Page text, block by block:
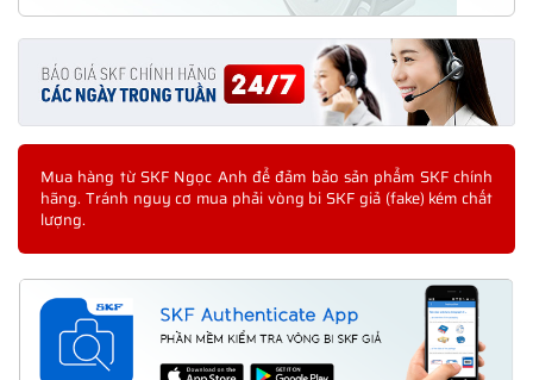
Mua hàng từ SKF Ngọc Anh để đảm bảo sản phẩm SKF chính
hãng. Tránh nguy cơ mua phải vòng bi SKF giả (fake) kém chất
lượng.